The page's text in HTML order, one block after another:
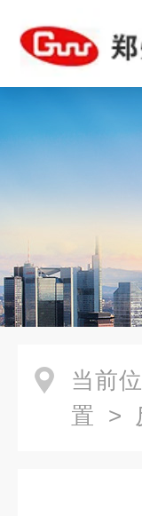
当前
置 >